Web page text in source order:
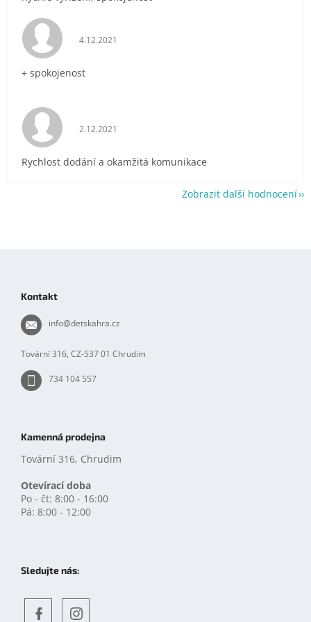
Hodnocení obchodu je 5 z 5 hvězdiček.
4.12.2021
+ spokojenost
Hodnocení obchodu je 5 z 5 hvězdiček.
2.12.2021
Rychlost dodání a okamžitá komunikace
Zobrazit další hodnocení
Kontakt
info@detskahra.cz
Tovární 316, CZ-537 01 Chrudim
734 104 557
Kamenná prodejna
Tovární 316, Chrudim
Otevírací doba
Po - čt: 8:00 - 16:00
Pá: 8:00 - 12:00
Sledujte nás: